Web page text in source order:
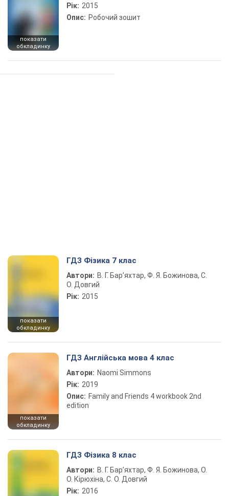
показати
обкладинку
Рік: 2015
Опис: Робочий зошит
показати
обкладинку
ГДЗ Фізика 7 клас
Автори: В. Г. Бар’яхтар, Ф. Я. Божинова, С.
О. Довгий
Рік: 2015
показати
обкладинку
ГДЗ Англійська мова 4 клас
Автори: Naomi Simmons
Рік: 2019
Опис: Family and Friends 4 workbook 2nd
edition
ГДЗ Фізика 8 клас
Автори: В. Г. Бар’яхтар, Ф. Я. Божинова, О.
О. Кірюхіна, С. О. Довгий
Рік: 2016